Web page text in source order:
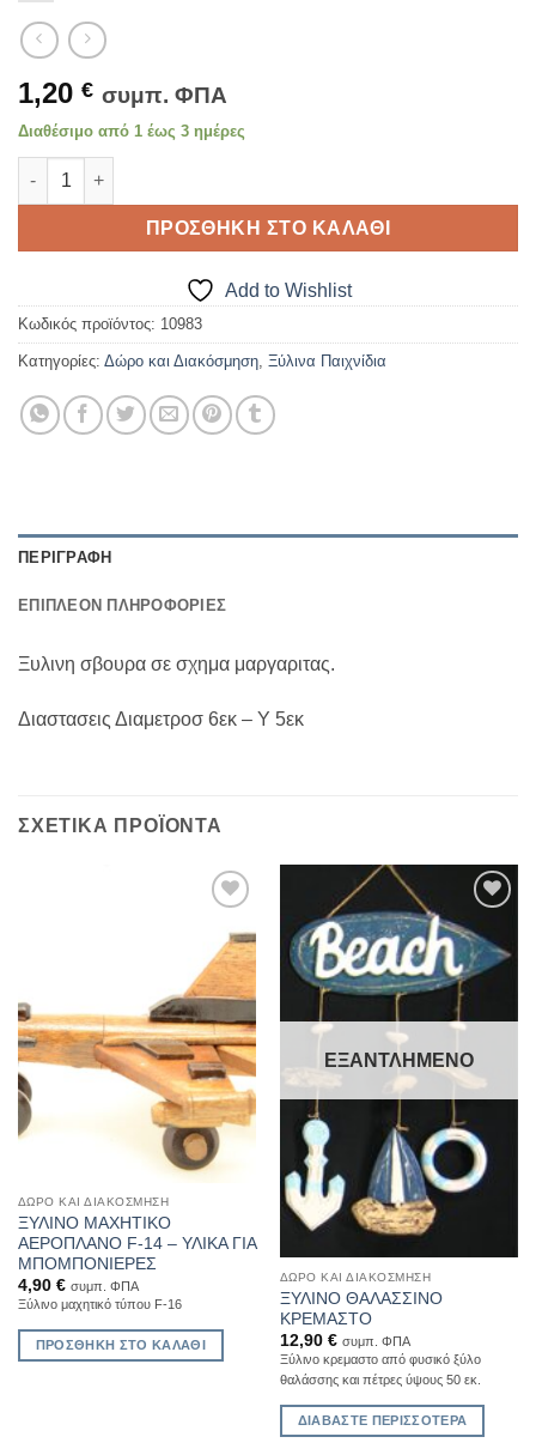
1,20 € συμπ. ΦΠΑ
Διαθέσιμο από 1 έως 3 ημέρες
ΞΥΛΙΝΗ ΣΒΟΥΡΑ 5 ποσότητα
ΠΡΟΣΘΉΚΗ ΣΤΟ ΚΑΛΆΘΙ
Add to Wishlist
Κωδικός προϊόντος: 10983
Κατηγορίες: Δώρο και Διακόσμηση, Ξύλινα Παιχνίδια
ΠΕΡΙΓΡΑΦΉ
ΕΠΙΠΛΈΟΝ ΠΛΗΡΟΦΟΡΊΕΣ
Ξυλινη σβουρα σε σχημα μαργαριτας.
Διαστασεις Διαμετροσ 6εκ – Υ 5εκ
ΣΧΕΤΙΚΆ ΠΡΟΪΌΝΤΑ
Wishlist
ΔΏΡΟ ΚΑΙ ΔΙΑΚΌΣΜΗΣΗ
ΞΥΛΙΝΟ ΜΑΧΗΤΙΚΟ
ΑΕΡΟΠΛΑΝΟ F-14 – ΥΛΙΚΑ ΓΙΑ
ΜΠΟΜΠΟΝΙΕΡΕΣ
4,90 € συμπ. ΦΠΑ
Ξύλινο μαχητικό τύπου F-16
ΠΡΟΣΘΉΚΗ ΣΤΟ ΚΑΛΆΘΙ
Add to
Wishlist
ΕΞΑΝΤΛΗΜΈΝΟ
ΔΏΡΟ ΚΑΙ ΔΙΑΚΌΣΜΗΣΗ
ΞΥΛΙΝΟ ΘΑΛΑΣΣΙΝΟ
ΚΡΕΜΑΣΤΟ
12,90 € συμπ. ΦΠΑ
Ξύλινο κρεμαστο από φυσικό ξύλο
θαλάσσης και πέτρες ύψους 50 εκ.
ΔΙΑΒΆΣΤΕ ΠΕΡΙΣΣΌΤΕΡΑ